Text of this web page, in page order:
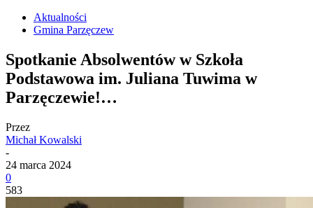
Aktualności
Gmina Parzęczew
Spotkanie Absolwentów w Szkoła
Podstawowa im. Juliana Tuwima w
Parzęczewie!…
Przez
Michał Kowalski
-
24 marca 2024
0
583